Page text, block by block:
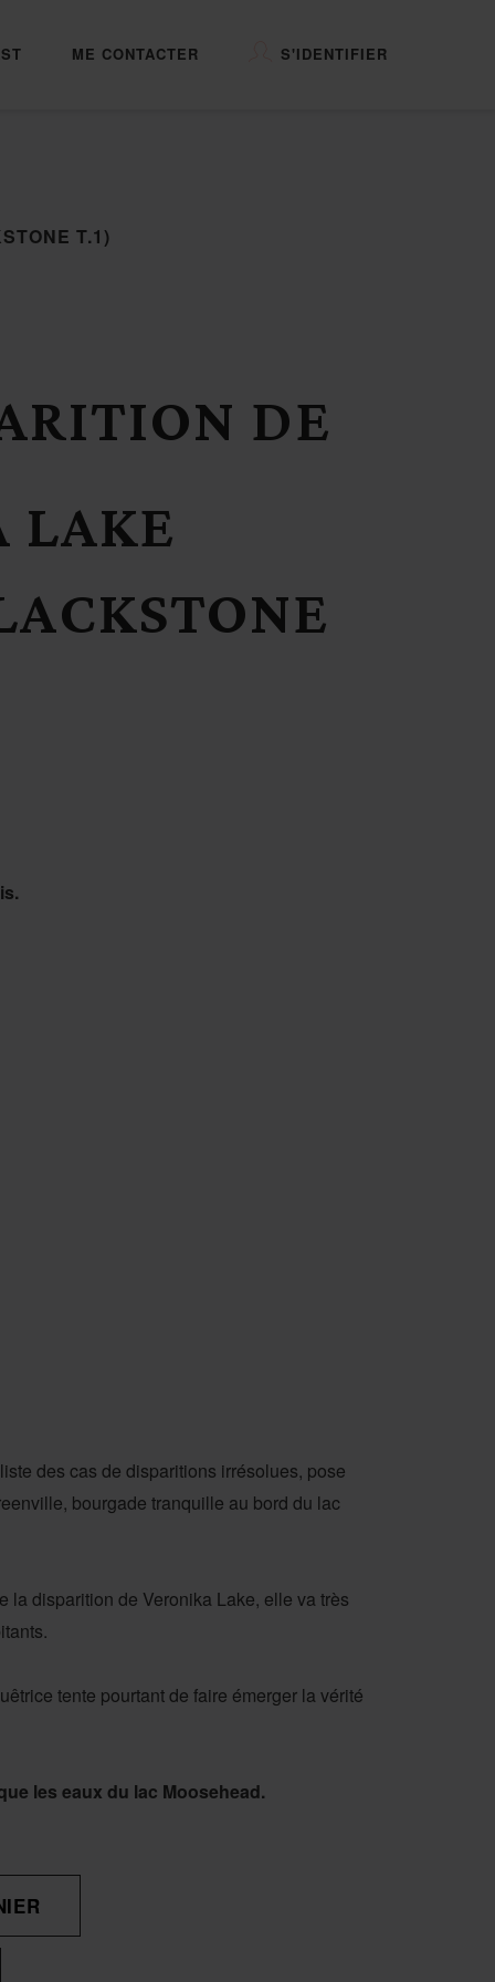
ME CONTACTER S'IDENTIFIER
T.1)
DE
LAKE
des cas de disparitions irrésolues, pose
bourgade tranquille au bord du lac
la disparition de Veronika Lake, elle va très
tente pourtant de faire émerger la vérité
les eaux du lac Moosehead.